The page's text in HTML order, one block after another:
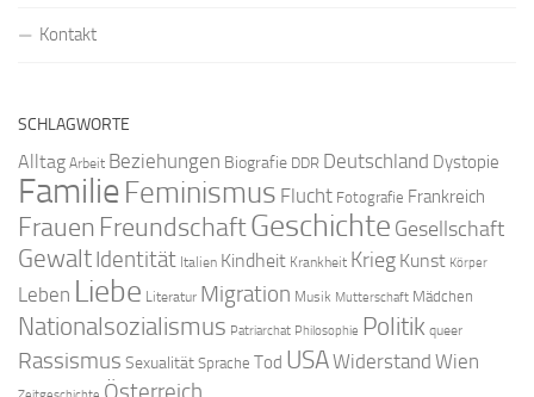
Kontakt
SCHLAGWORTE
Alltag Arbeit Beziehungen Biografie DDR Deutschland Dystopie
FamilieFeminismus Flucht Fotografie Frankreich
Frauen FreundschaftGeschichte Gesellschaft
GewaltIdentität Italien Kindheit Krankheit Krieg Kunst Körper
Leben Liebe Literatur Migration Musik Mutterschaft Mädchen
Nationalsozialismus Patriarchat Philosophie Politik queer
Rassismus SexualitätSprache Tod USAWiderstand Wien
Österreich